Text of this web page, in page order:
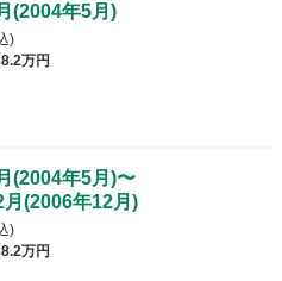
(2004年5月 )
)
.2万円
(2004年5月 )〜
(2006年12月 )
)
.2万円